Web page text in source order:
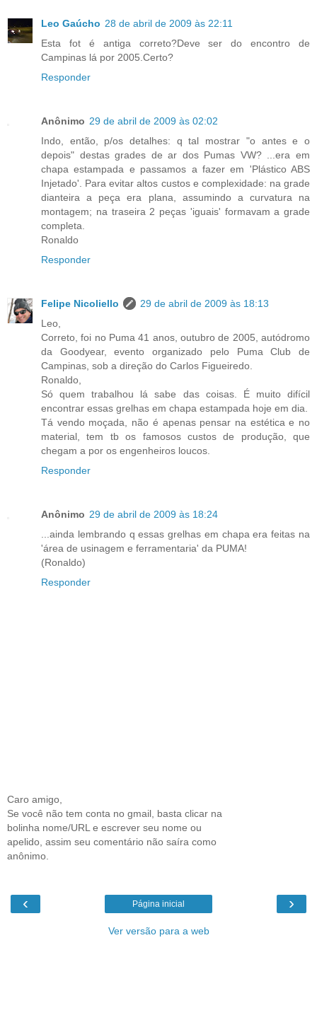
Leo Gaúcho 28 de abril de 2009 às 22:11
Esta fot é antiga correto?Deve ser do encontro de
Campinas lá por 2005.Certo?
Responder
Anônimo 29 de abril de 2009 às 02:02
Indo, então, p/os detalhes: q tal mostrar "o antes e o
depois" destas grades de ar dos Pumas VW? ...era em
chapa estampada e passamos a fazer em 'Plástico ABS
Injetado'. Para evitar altos custos e complexidade: na grade
dianteira a peça era plana, assumindo a curvatura na
montagem; na traseira 2 peças 'iguais' formavam a grade
completa.
Ronaldo
Responder
Felipe Nicoliello
29 de abril de 2009 às 18:13
Leo,
Correto, foi no Puma 41 anos, outubro de 2005, autódromo
da Goodyear, evento organizado pelo Puma Club de
Campinas, sob a direção do Carlos Figueiredo.
Ronaldo,
Só quem trabalhou lá sabe das coisas. É muito difícil
encontrar essas grelhas em chapa estampada hoje em dia.
Tá vendo moçada, não é apenas pensar na estética e no
material, tem tb os famosos custos de produção, que
chegam a por os engenheiros loucos.
Responder
Anônimo 29 de abril de 2009 às 18:24
...ainda lembrando q essas grelhas em chapa era feitas na
'área de usinagem e ferramentaria' da PUMA!
(Ronaldo)
Responder
Caro amigo,
Se você não tem conta no gmail, basta clicar na
bolinha nome/URL e escrever seu nome ou
apelido, assim seu comentário não saíra como
anônimo.
‹ ›
Página inicial
Ver versão para a web